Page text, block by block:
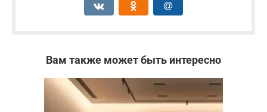
Вам также может быть интересно